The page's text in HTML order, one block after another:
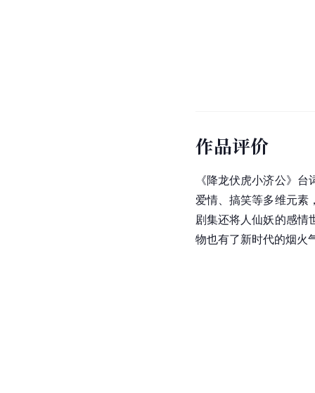
作品评价
《降龙伏虎小济公》
爱情、搞笑等多维元素
剧集还将人仙妖的感情
物也有了新时代的烟火